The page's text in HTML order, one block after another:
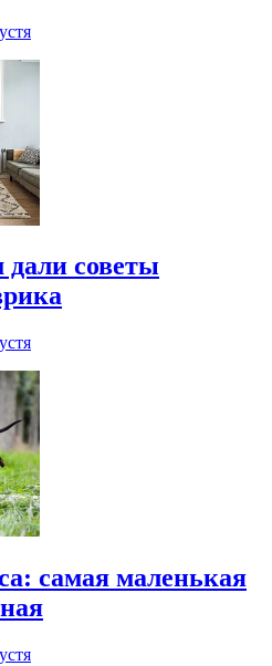
советы
самая маленькая